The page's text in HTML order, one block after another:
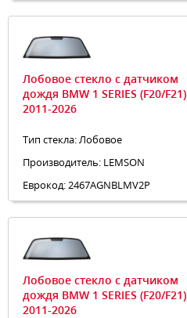
Лобовое стекло с датчиком
дождя BMW 1 SERIES (F20/F21)
2011-2026
Тип стекла: Лобовое
Производитель: LEMSON
Еврокод: 2467AGNBLMV2P
Лобовое стекло с датчиком
дождя BMW 1 SERIES (F20/F21)
2011-2026